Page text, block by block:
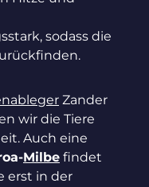
sodass die
Zander
wir die Tiere
Auch eine
Milbe findet
erst in der